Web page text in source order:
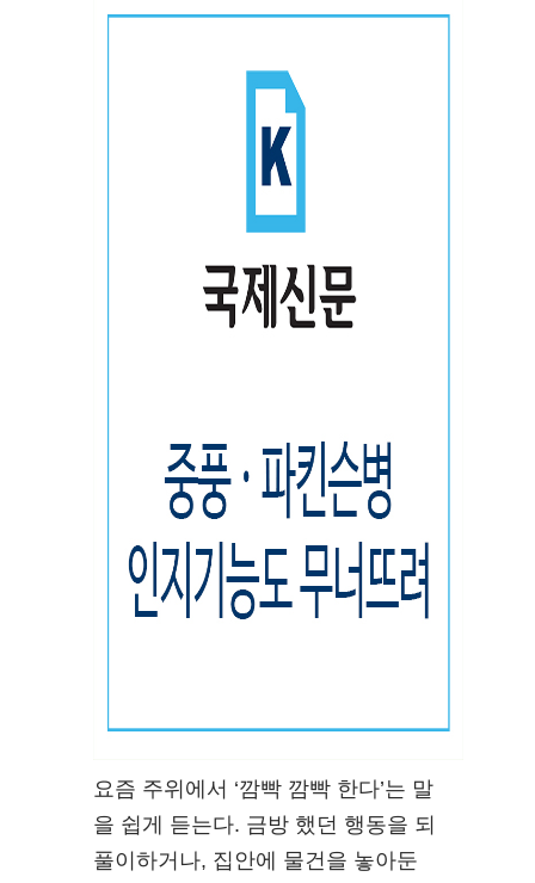
요즘 주위에서 ‘깜빡 깜빡 한다’는 말
을 쉽게 듣는다. 금방 했던 행동을 되
풀이하거나, 집안에 물건을 놓아둔